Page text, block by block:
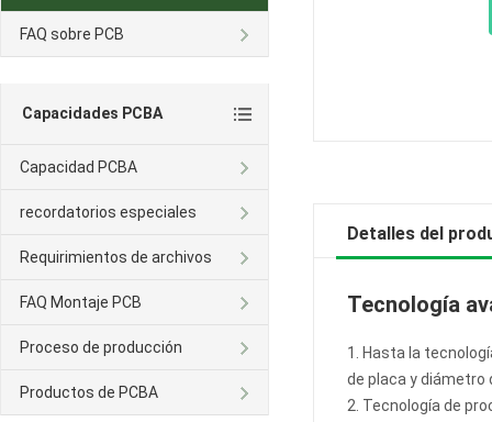
Detalles del
Tecnología
1. Hasta la
de placa y diámetro
2. Tecnología de
FAQ sobre PCB
Capacidades PCBA
Capacidad PCBA
recordatorios especiales
Requirimientos de archivos
FAQ Montaje PCB
Proceso de producción
Productos de PCBA